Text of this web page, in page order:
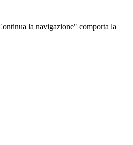
la navigazione" comporta la